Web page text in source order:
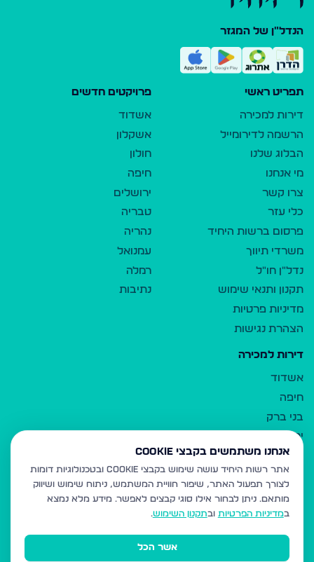
הנדל"ן של המגזר
תפריט ראשי
דירות למכירה
הרשמה לדירומייל
הבלוג שלנו
מי אנחנו
צרו קשר
כלי עזר
פרסום ברשות היחיד
משרדי תיווך
נדל"ן חו"ל
תקנון ותנאי שימוש
מדיניות פרטיות
הצהרת נגישות
פרויקטים חדשים
אשדוד
אשקלון
חולון
חיפה
ירושלים
טבריה
נהריה
עמנואל
רמלה
נתיבות
דירות למכירה
אשדוד
חיפה
בני ברק
ירושלים
אלעד
גבעת זאב
בית שמש
רכסים
מודיעין עילית
אנחנו משתמשים בקבצי Cookie
אתר רשות היחיד עושה שימוש בקבצי Cookie ובטכנולוגיות דומות
לצורך תפעול האתר, שיפור חוויית המשתמש, ניתוח שימוש ושיווק
מותאם. ניתן לבחור אילו סוגי קבצים לאפשר. מידע מלא נמצא
במדיניות הפרטיות ובתקנון השימוש.
אשר הכל